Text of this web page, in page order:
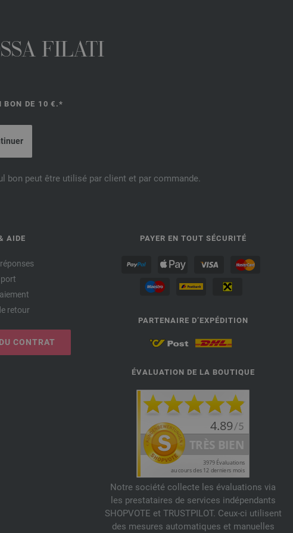
FILATI
BON DE 10 €.*
bon peut être utilisé par client et par commande.
AIDE
retour
CONTRAT
PAYER EN TOUT SÉCURITÉ
PARTENAIRE D’EXPÉDITION
ÉVALUATION DE LA BOUTIQUE
Notre société collecte les évaluations via
les prestataires de services indépendants
SHOPVOTE et TRUSTPILOT. Ceux-ci utilisent
des mesures automatiques et manuelles